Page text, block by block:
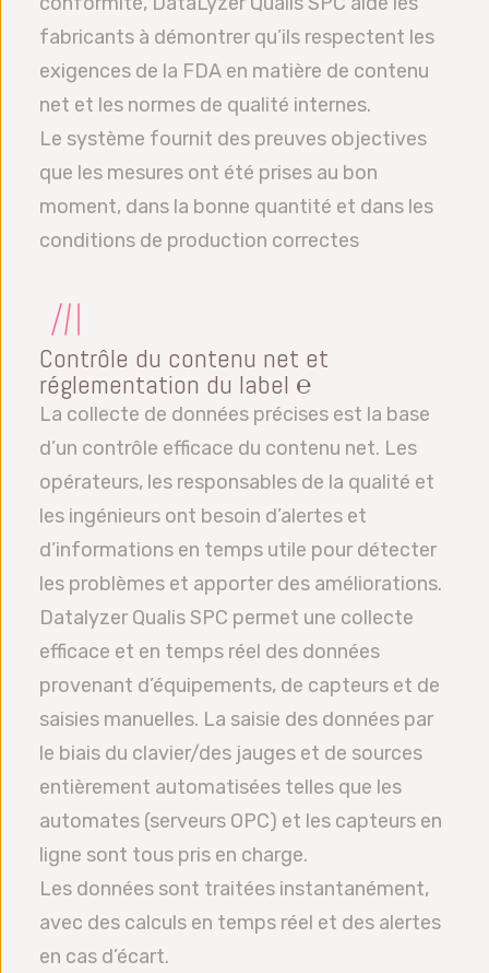
fabricants à démontrer qu’ils respectent les
exigences de la FDA en matière de contenu
net et les normes de qualité internes.
Le système fournit des preuves objectives
que les mesures ont été prises au bon
moment, dans la bonne quantité et dans les
conditions de production correctes
Contrôle du contenu net et
réglementation du label ℮
La collecte de données précises est la base
d’un contrôle efficace du contenu net. Les
opérateurs, les responsables de la qualité et
les ingénieurs ont besoin d’alertes et
d’informations en temps utile pour détecter
les problèmes et apporter des améliorations.
Datalyzer Qualis SPC permet une collecte
efficace et en temps réel des données
provenant d’équipements, de capteurs et de
saisies manuelles. La saisie des données par
le biais du clavier/des jauges et de sources
entièrement automatisées telles que les
automates (serveurs OPC) et les capteurs en
ligne sont tous pris en charge.
Les données sont traitées instantanément,
avec des calculs en temps réel et des alertes
en cas d’écart.